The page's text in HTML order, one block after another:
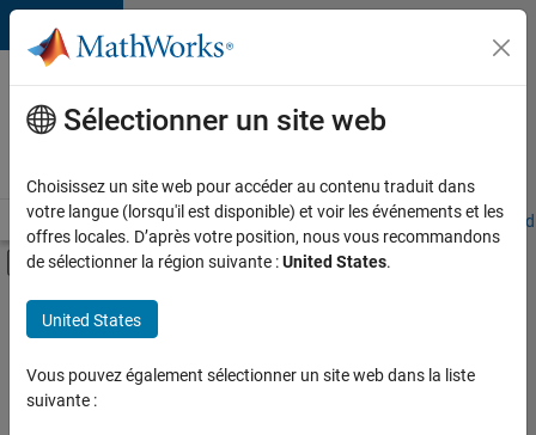
Passer au contenu
Votre
carrière
chez
Accueil Explorer nos opportunités Adresses de nos bureaux
Activer/désactiver l'affichage du menu
Contenu principal
FILTRER PAR
Support avancé
Gestion des programmes
Ingénierie de la qualité
Sélectionner un site web
Choisissez un site web pour accéder au contenu traduit dans
votre langue (lorsqu'il est disponible) et voir les événements et les
offres locales. D’après votre position, nous vous recommandons
de sélectionner la région suivante :United States.
United States
Vous pouvez également sélectionner un site web dans la liste
suivante :